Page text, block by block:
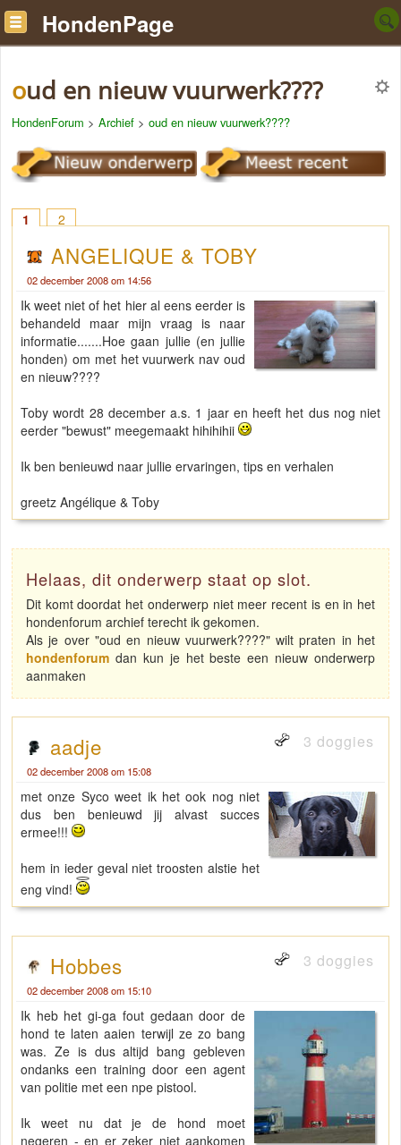
HondenPage
oud en nieuw vuurwerk????
HondenForum > Archief > oud en nieuw vuurwerk????
1 2
ANGELIQUE & TOBY
02 december 2008 om 14:56
Ik weet niet of het hier al eens eerder is
behandeld maar mijn vraag is naar
informatie.......Hoe gaan jullie (en jullie
honden) om met het vuurwerk nav oud
en nieuw????
Toby wordt 28 december a.s. 1 jaar en heeft het dus nog niet
eerder "bewust" meegemaakt hihihihii
Ik ben benieuwd naar jullie ervaringen, tips en verhalen
greetz Angélique & Toby
Helaas, dit onderwerp staat op slot.
Dit komt doordat het onderwerp niet meer recent is en in het
hondenforum archief terecht ik gekomen.
Als je over "oud en nieuw vuurwerk????" wilt praten in het
hondenforum dan kun je het beste een nieuw onderwerp
aanmaken
aadje 3 doggies
02 december 2008 om 15:08
met onze Syco weet ik het ook nog niet
dus ben benieuwd jij alvast succes
ermee!!!
hem in ieder geval niet troosten alstie het
eng vind!
Hobbes 3 doggies
02 december 2008 om 15:10
Ik heb het gi-ga fout gedaan door de
hond te laten aaien terwijl ze zo bang
was. Ze is dus altijd bang gebleven
ondanks een training door een agent
van politie met een npe pistool.
Ik weet nu dat je de hond moet
negeren - en er zeker niet aankomen